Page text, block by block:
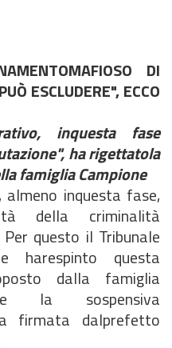
DI
ESCLUDERE", ECCO
inquesta fase
ha rigettatola
famiglia Campione
inquesta fase,
della criminalità
questo il Tribunale
harespinto questa
dalla famiglia
la sospensiva
firmata dalprefetto